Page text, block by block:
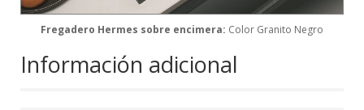
Fregadero Hermes sobre encimera: Color Granito Negro
Información adicional